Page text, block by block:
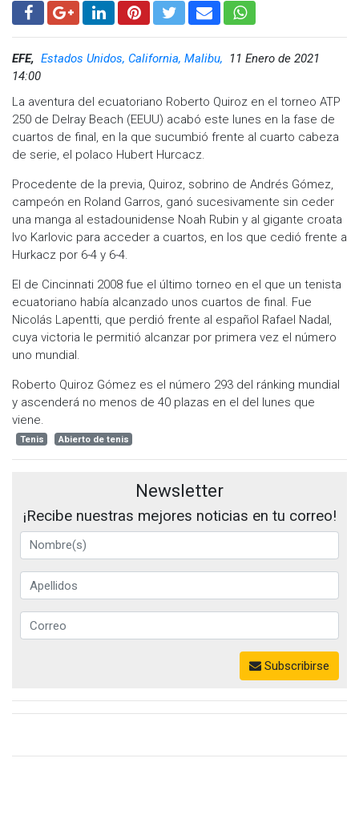
EFE, Estados Unidos, California, Malibu,
11 Enero de 2021
14:00
La aventura del ecuatoriano Roberto Quiroz en el torneo ATP
250 de Delray Beach (EEUU) acabó este lunes en la fase de
cuartos de final, en la que sucumbió frente al cuarto cabeza
de serie, el polaco Hubert Hurcacz.
Procedente de la previa, Quiroz, sobrino de Andrés Gómez,
campeón en Roland Garros, ganó sucesivamente sin ceder
una manga al estadounidense Noah Rubin y al gigante croata
Ivo Karlovic para acceder a cuartos, en los que cedió frente a
Hurkacz por 6-4 y 6-4.
El de Cincinnati 2008 fue el último torneo en el que un tenista
ecuatoriano había alcanzado unos cuartos de final. Fue
Nicolás Lapentti, que perdió frente al español Rafael Nadal,
cuya victoria le permitió alcanzar por primera vez el número
uno mundial.
Roberto Quiroz Gómez es el número 293 del ránking mundial
y ascenderá no menos de 40 plazas en el del lunes que
viene.
Tenis Abierto de tenis
Newsletter
¡Recibe nuestras mejores noticias en tu correo!
Subscribirse